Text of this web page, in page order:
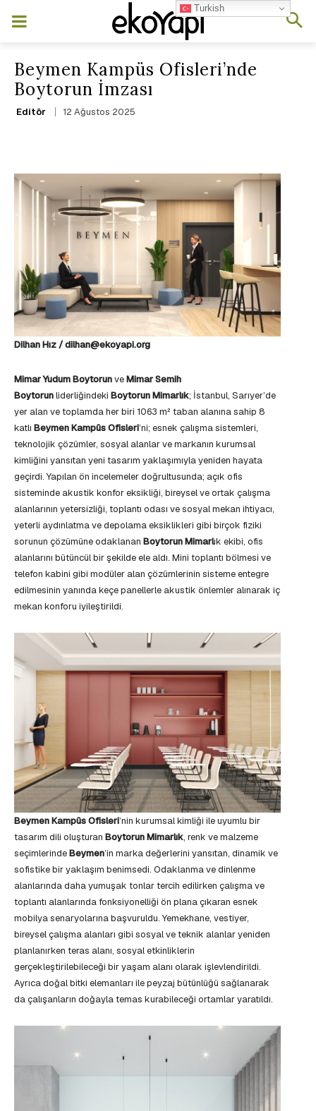
Beymen Kampüs Ofisleri’nde
Boytorun İmzası
Editör 12 Ağustos 2025
Dilhan Hız / dilhan@ekoyapi.org
Mimar Yudum BoytorunveMimar Semih
Boytorunliderliğindeki Boytorun Mimarlık; İstanbul, Sarıyer’de
yer alan ve toplamda her biri 1063 m² taban alanına sahip 8
katlı Beymen Kampüs Ofisleri’ni; esnek çalışma sistemleri,
teknolojik çözümler, sosyal alanlar ve markanın kurumsal
kimliğini yansıtan yeni tasarım yaklaşımıyla yeniden hayata
geçirdi. Yapılan ön incelemeler doğrultusunda; açık ofis
sisteminde akustik konfor eksikliği, bireysel ve ortak çalışma
alanlarının yetersizliği, toplantı odası ve sosyal mekan ihtiyacı,
yeterli aydınlatma ve depolama eksiklikleri gibi birçok fiziki
sorunun çözümüne odaklanan Boytorun Mimarlık ekibi, ofis
alanlarını bütüncül bir şekilde ele aldı. Mini toplantı bölmesi ve
telefon kabini gibi modüler alan çözümlerinin sisteme entegre
edilmesinin yanında keçe panellerle akustik önlemler alınarak iç
mekan konforu iyileştirildi.
Beymen Kampüs Ofisleri’nin kurumsal kimliği ile uyumlu bir
tasarım dili oluşturan Boytorun Mimarlık, renk ve malzeme
seçimlerindeBeymen’in marka değerlerini yansıtan, dinamik ve
sofistike bir yaklaşım benimsedi. Odaklanma ve dinlenme
alanlarında daha yumuşak tonlar tercih edilirken çalışma ve
toplantı alanlarında fonksiyonelliği ön plana çıkaran esnek
mobilya senaryolarına başvuruldu. Yemekhane, vestiyer,
bireysel çalışma alanları gibi sosyal ve teknik alanlar yeniden
planlanırken teras alanı, sosyal etkinliklerin
gerçekleştirilebileceği bir yaşam alanı olarak işlevlendirildi.
Ayrıca doğal bitki elemanları ile peyzaj bütünlüğü sağlanarak
da çalışanların doğayla temas kurabileceği ortamlar yaratıldı.
Turkish